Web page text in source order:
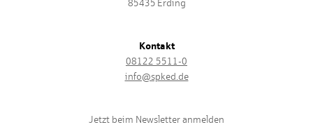
85435 Erding
Kontakt
08122 5511-0
info@spked.de
Jetzt beim Newsletter anmelden